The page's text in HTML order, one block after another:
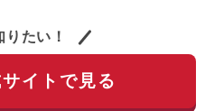
りたい！
イトで見る